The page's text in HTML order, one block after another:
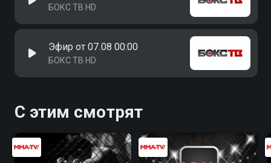
БОКС ТВ HD
Эфир от 07.08 00:00
БОКС ТВ HD
С этим смотрят